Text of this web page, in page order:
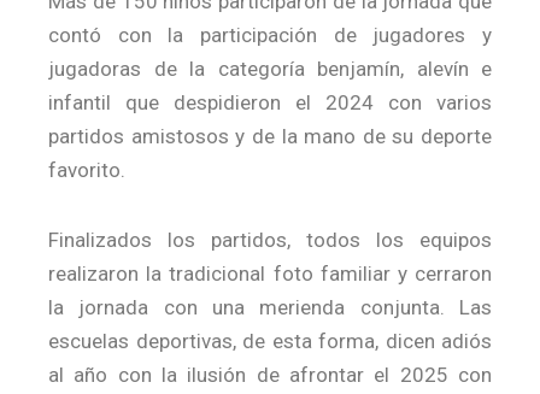
contó con la participación de jugadores y
jugadoras de la categoría benjamín, alevín e
infantil que despidieron el 2024 con varios
partidos amistosos y de la mano de su deporte
favorito.
Finalizados los partidos, todos los equipos
realizaron la tradicional foto familiar y cerraron
la jornada con una merienda conjunta. Las
escuelas deportivas, de esta forma, dicen adiós
al año con la ilusión de afrontar el 2025 con